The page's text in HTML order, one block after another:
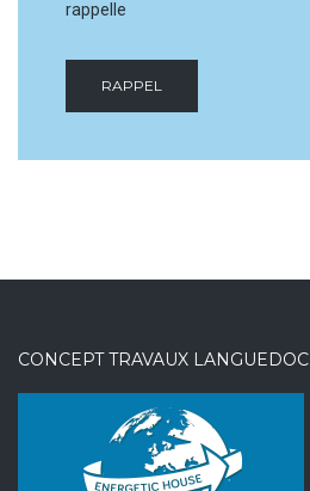
rappelle
RAPPEL
CONCEPT TRAVAUX LANGUEDOC